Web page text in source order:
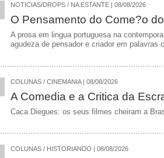
NOTICIAS/DROPS / NA ESTANTE | 08/08/2026
O Pensamento do Come?o
A prosa em lingua portuguesa na
agudeza de pensador e criador em palavras
COLUNAS / CINEMANIA | 08/08/2026
A Comedia e a Critica da
Caca Diegues: os seus filmes cheiram a
COLUNAS / HISTORIANDO | 08/08/2026